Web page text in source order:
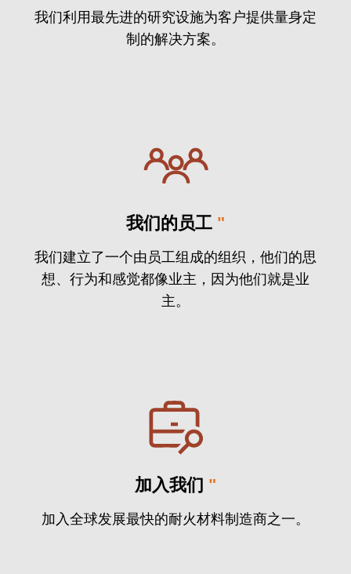
我们利用最先进的研究设施为客户提供量身定
制的解决方案。
我们的员工 "
我们建立了一个由员工组成的组织，他们的思
想、行为和感觉都像业主，因为他们就是业
主。
加入我们 "
加入全球发展最快的耐火材料制造商之一。